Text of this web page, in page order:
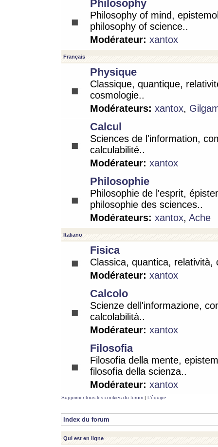
Philosophy
Philosophy of mind,
philosophy of science..
Modérateur: xantox
Français
Physique
Classique, quantique,
cosmologie..
Modérateurs: xantox,
Calcul
Sciences de l'information,
calculabilité..
Modérateur: xantox
Philosophie
Philosophie de l'esprit,
philosophie des sciences..
Modérateurs: xantox, Ache
Italiano
Fisica
Classica, quantica, relatività,
Modérateur: xantox
Calcolo
Scienze dell'informazione,
calcolabilità..
Modérateur: xantox
Filosofia
Filosofia della mente,
filosofia della scienza..
Modérateur: xantox
Supprimer tous les cookies du forum | L’équipe
Index du forum
Qui est en ligne